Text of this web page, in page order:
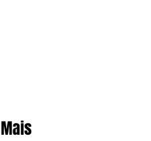
Mais